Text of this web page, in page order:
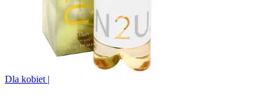
Dla kobiet |